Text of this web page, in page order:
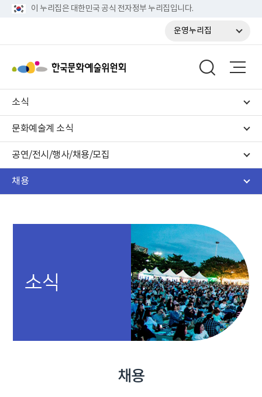
이 누리집은 대한민국 공식 전자정부 누리집입니다.
운영누리집
소식
문화예술계 소식
공연/전시/행사/채용/모집
채용
소식
채용